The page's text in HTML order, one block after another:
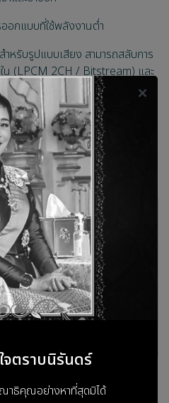
อกแบบที่ใช้พลังงานต่ำ
หรับรูปแบบเสียง สามารถสลับการ
น (LPCM 2CH / Bitstream) และ
3D
ยกสัญญาณเสียง
ะรีวิวสินค้า
นคนแรกที่แสดงความคิดเห็น
จตราบนิรันดร์
าธิคุณอย่างหาที่สุดมิได้